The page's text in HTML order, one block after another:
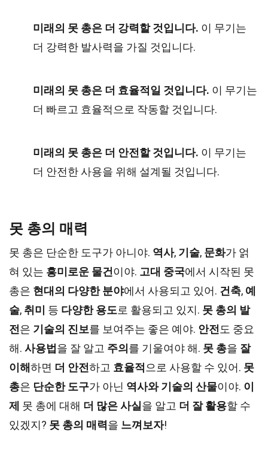
미래의 못 총은 더 강력할 것입니다. 이 무기는
더 강력한 발사력을 가질 것입니다.
미래의 못 총은 더 효율적일 것입니다. 이 무기는
더 빠르고 효율적으로 작동할 것입니다.
미래의 못 총은 더 안전할 것입니다. 이 무기는
더 안전한 사용을 위해 설계될 것입니다.
못 총의 매력
못 총은 단순한 도구가 아니야. 역사, 기술, 문화가 얽
혀 있는 흥미로운 물건이야. 고대 중국에서 시작된 못
총은 현대의 다양한 분야에서 사용되고 있어. 건축, 예
술, 취미 등 다양한 용도로 활용되고 있지. 못 총의 발
전 은 기술의 진보를 보여주는 좋은 예야. 안전 도 중요
해. 사용법 을 잘 알고 주의 를 기울여야 해. 못 총을 잘
이해하면 더 안전하고 효율적 으로 사용할 수 있어. 못
총은 단순한 도구가 아닌 역사와 기술의 산물이야. 이
제 못 총에 대해 더 많은 사실 을 알고 더 잘 활용할 수
있겠지? 못 총의 매력을 느껴보자!